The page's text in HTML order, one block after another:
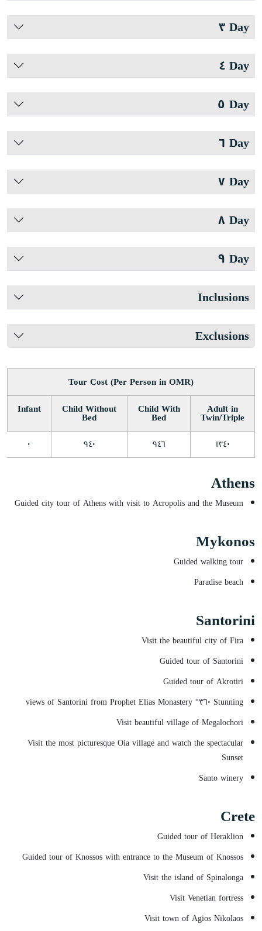
Day ٣
Day ٤
Day ٥
Day ٦
Day ٧
Day ٨
Day ٩
Inclusions
Exclusions
Tour Cost (Per Person in OMR)
Adult in
Twin/Triple
Child With
Bed
Child Without
Bed
Infant
١٣٤٠ ٩٤٦ ٩٤٠ ٠
Athens
Guided city tour of Athens with visit to Acropolis and the Museum
Mykonos
Guided walking tour
Paradise beach
Santorini
Visit the beautiful city of Fira
Guided tour of Santorini
Guided tour of Akrotiri
Stunning ٣٦٠° views of Santorini from Prophet Elias Monastery
Visit beautiful village of Megalochori
Visit the most picturesque Oia village and watch the spectacular
Sunset
Santo winery
Crete
Guided tour of Heraklion
Guided tour of Knossos with entrance to the Museum of Knossos
Visit the island of Spinalonga
Visit Venetian fortress
Visit town of Agios Nikolaos